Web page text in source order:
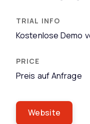
Kostenlose Demo
Preis auf Anfrage
Website